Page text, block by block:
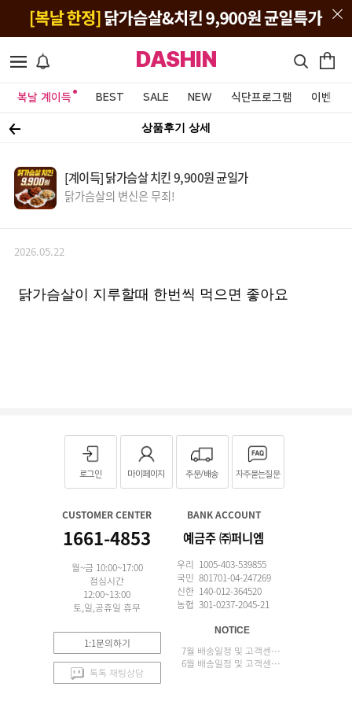
DASHIN
복날 계이득 BEST SALE NEW 식단프로그램 이벤트&
상품후기 상세
[계이득] 닭가슴살 치킨 9,900원 균일가
닭가슴살의 변신은 무죄!
2026.05.22
닭가슴살이 지루할때 한번씩 먹으면 좋아요
로그인 마이페이지 주문/배송 자주묻는질문
CUSTOMER CENTER
1661-4853
월~금 10:00~17:00
점심시간
12:00~13:00
토,일,공휴일 휴무
1:1문의하기
톡톡 채팅상담
BANK ACCOUNT
예금주 ㈜퍼니엠
우리 1005-403-539855
국민 801701-04-247269
신한 140-012-364520
농협 301-0237-2045-21
NOTICE
7월 배송일정 및 고객센터 업무 안내
6월 배송일정 및 고객센터 업무 안내